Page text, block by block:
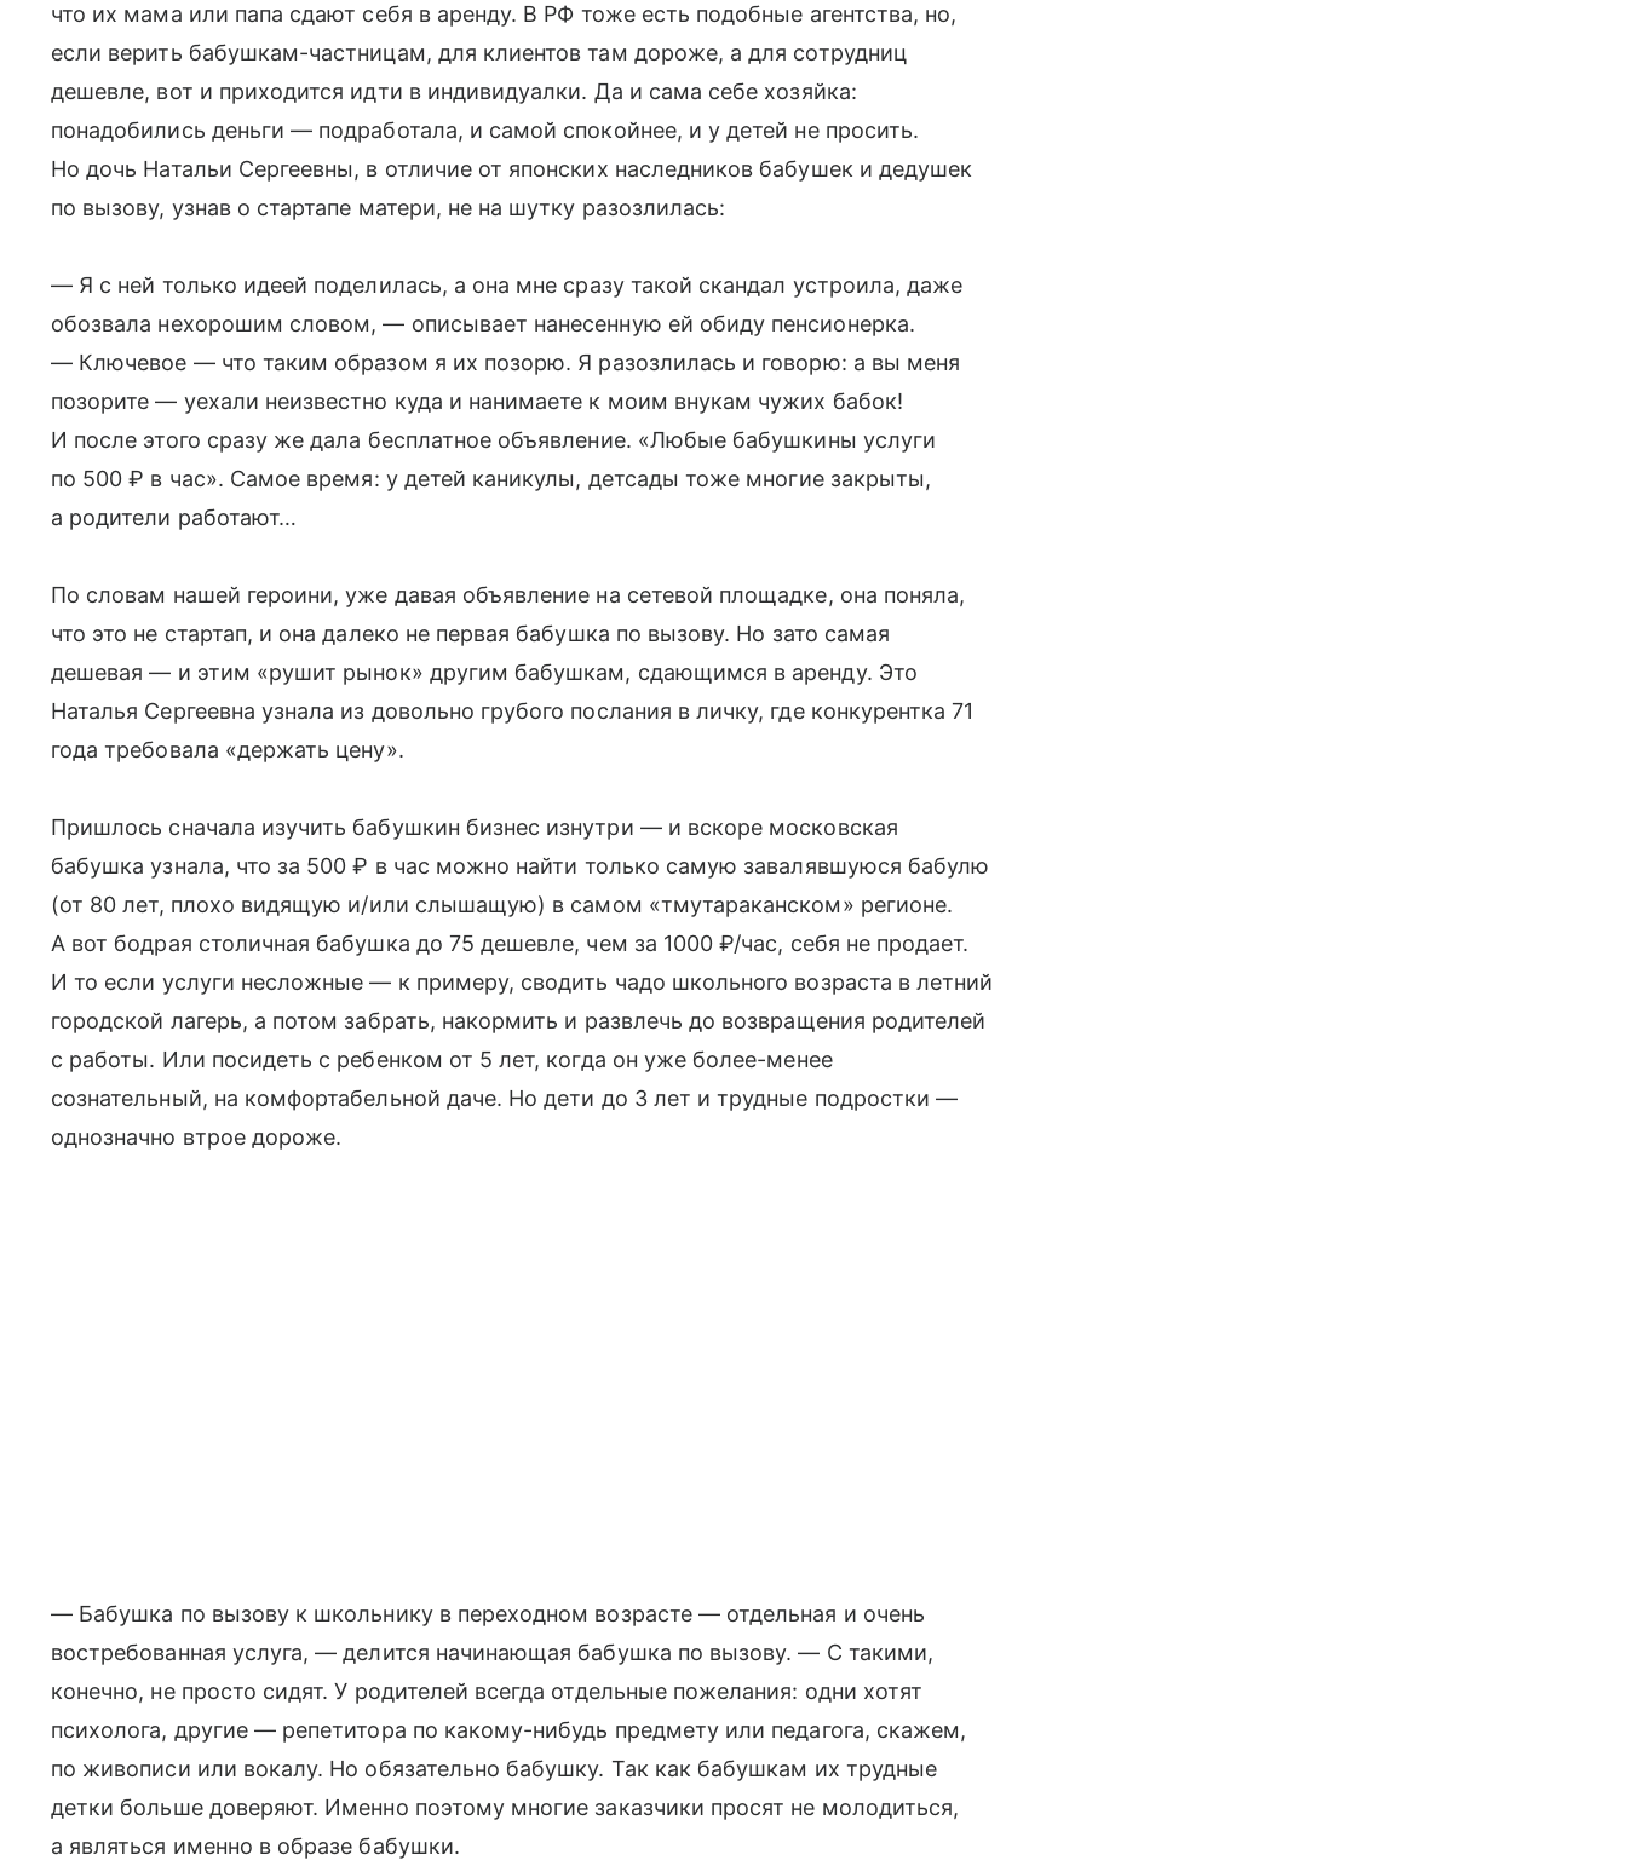
что их мама или папа сдают себя в аренду. В РФ тоже есть подобные агентства, но,
если верить бабушкам-частницам, для клиентов там дороже, а для сотрудниц
дешевле, вот и приходится идти в индивидуалки. Да и сама себе хозяйка:
понадобились деньги — подработала, и самой спокойнее, и у детей не просить.
Но дочь Натальи Сергеевны, в отличие от японских наследников бабушек и дедушек
по вызову, узнав о стартапе матери, не на шутку разозлилась:
— Я с ней только идеей поделилась, а она мне сразу такой скандал устроила, даже
обозвала нехорошим словом, — описывает нанесенную ей обиду пенсионерка.
— Ключевое — что таким образом я их позорю. Я разозлилась и говорю: а вы меня
позорите — уехали неизвестно куда и нанимаете к моим внукам чужих бабок!
И после этого сразу же дала бесплатное объявление. «Любые бабушкины услуги
по 500 ₽ в час». Самое время: у детей каникулы, детсады тоже многие закрыты,
а родители работают…
По словам нашей героини, уже давая объявление на сетевой площадке, она поняла,
что это не стартап, и она далеко не первая бабушка по вызову. Но зато самая
дешевая — и этим «рушит рынок» другим бабушкам, сдающимся в аренду. Это
Наталья Сергеевна узнала из довольно грубого послания в личку, где конкурентка 71
года требовала «держать цену».
Пришлось сначала изучить бабушкин бизнес изнутри — и вскоре московская
бабушка узнала, что за 500 ₽ в час можно найти только самую завалявшуюся бабулю
(от 80 лет, плохо видящую и/или слышащую) в самом «тмутараканском» регионе.
А вот бодрая столичная бабушка до 75 дешевле, чем за 1000 ₽/час, себя не продает.
И то если услуги несложные — к примеру, сводить чадо школьного возраста в летний
городской лагерь, а потом забрать, накормить и развлечь до возвращения родителей
с работы. Или посидеть с ребенком от 5 лет, когда он уже более-менее
сознательный, на комфортабельной даче. Но дети до 3 лет и трудные подростки —
однозначно втрое дороже.
— Бабушка по вызову к школьнику в переходном возрасте — отдельная и очень
востребованная услуга, — делится начинающая бабушка по вызову. — С такими,
конечно, не просто сидят. У родителей всегда отдельные пожелания: одни хотят
психолога, другие — репетитора по какому-нибудь предмету или педагога, скажем,
по живописи или вокалу. Но обязательно бабушку. Так как бабушкам их трудные
детки больше доверяют. Именно поэтому многие заказчики просят не молодиться,
а являться именно в образе бабушки.